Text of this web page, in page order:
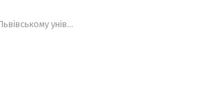
розробили установку для зберігання водню: може вирішити ключову проблему водневих авто